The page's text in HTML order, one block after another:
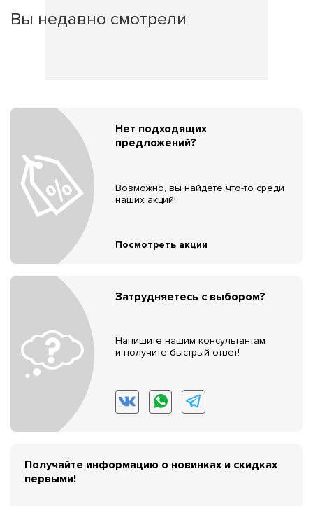
Вы недавно смотрели
Нет подходящих
предложений?
Возможно, вы найдёте что-то среди
наших акций!
Посмотреть акции
Затрудняетесь с выбором?
Напишите нашим консультантам
и получите быстрый ответ!
Получайте информацию о новинках и скидках
первыми!